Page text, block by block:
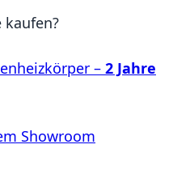
kaufen?
– 2 Jahre
Showroom